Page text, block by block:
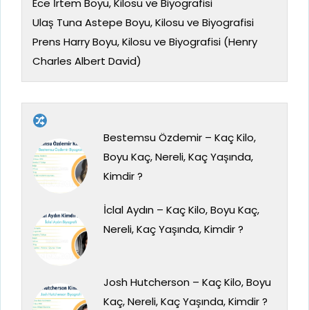
Ece İrtem Boyu, Kilosu ve Biyografisi
Ulaş Tuna Astepe Boyu, Kilosu ve Biyografisi
Prens Harry Boyu, Kilosu ve Biyografisi (Henry
Charles Albert David)
Bestemsu Özdemir – Kaç Kilo,
Boyu Kaç, Nereli, Kaç Yaşında,
Kimdir ?
İclal Aydın – Kaç Kilo, Boyu Kaç,
Nereli, Kaç Yaşında, Kimdir ?
Josh Hutcherson – Kaç Kilo, Boyu
Kaç, Nereli, Kaç Yaşında, Kimdir ?